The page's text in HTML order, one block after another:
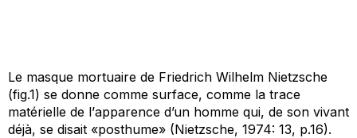
Le masque mortuaire de Friedrich Wilhelm Nietzsche
(fig.1) se donne comme surface, comme la trace
matérielle de l’apparence d’un homme qui, de son vivant
déjà, se disait «posthume» (Nietzsche, 1974: 13, p.16).